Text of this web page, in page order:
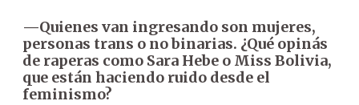
—Quienes van ingresando son mujeres,
personas trans o no binarias. ¿Qué opinás
de raperas como Sara Hebe o Miss Bolivia,
que están haciendo ruido desde el
feminismo?